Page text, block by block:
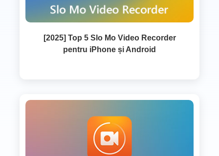
[2025] Top 5 Slo Mo Video Recorder
pentru iPhone și Android